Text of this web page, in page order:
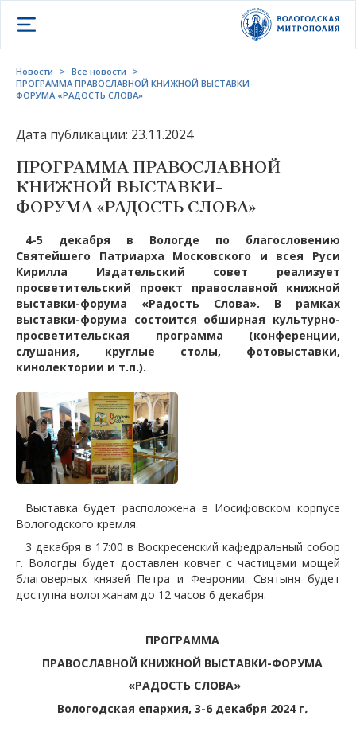
Открыть меню
Новости > Все новости
>
ПРОГРАММА ПРАВОСЛАВНОЙ КНИЖНОЙ ВЫСТАВКИ-
ФОРУМА «РАДОСТЬ СЛОВА»
Дата публикации: 23.11.2024
ПРОГРАММА ПРАВОСЛАВНОЙ
КНИЖНОЙ ВЫСТАВКИ-
ФОРУМА «РАДОСТЬ СЛОВА»
4-5 декабря в Вологде по благословению
Cвятейшего Патриарха Московского и всея Руси
Кирилла Издательский совет реализует
просветительский проект православной книжной
выставки-форума «Радость Слова». В рамках
выставки-форума состоится обширная культурно-
просветительская программа (конференции,
слушания, круглые столы, фотовыставки,
кинолектории и т.п.).
Выставка будет расположена в Иосифовском корпусе
Вологодского кремля.
3 декабря в 17:00 в Воскресенский кафедральный собор
г. Вологды будет доставлен ковчег с частицами мощей
благоверных князей Петра и Февронии. Святыня будет
доступна вологжанам до 12 часов 6 декабря.
ПРОГРАММА
ПРАВОСЛАВНОЙ КНИЖНОЙ ВЫСТАВКИ-ФОРУМА
«РАДОСТЬ СЛОВА»
Вологодская епархия, 3-6 декабря 2024 г.